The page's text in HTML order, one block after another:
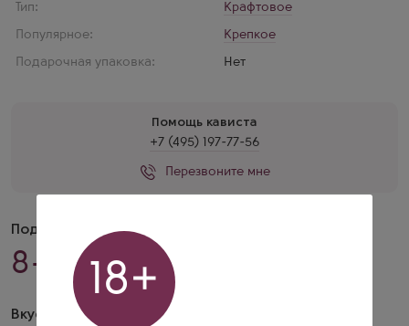
Тип:
Крафтовое
Популярное:
Крепкое
Подарочная упаковка:
Нет
Помощь кависта
+7 (495) 197-77-56
Перезвоните мне
Подача
8–12 °C
Вкус и аромат
18+